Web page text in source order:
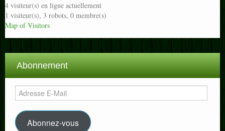
4 visiteur(s) en ligne actuellement
1 visiteur(s), 3 robots, 0 membre(s)
Map of Visitors
Abonnement
Adresse
E-
Mail
Abonnez-vous